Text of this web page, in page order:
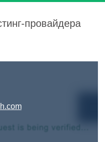
провайдера